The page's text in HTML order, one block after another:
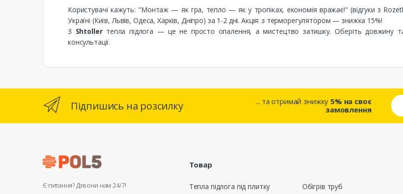
Користувачі кажуть: "Монтаж — як гра, тепло — як у тропіках, економія вражає!" (відгуки з
Україні (Київ, Львів, Одеса, Харків, Дніпро) за 1-2 дні. Акція: з терморегулятором — знижка 15%!
З Shtollerтепла підлога — це не просто опалення, а мистецтво затишку. Оберіть довжину
консультації.
Підпишись на розсилку ... та отримай знижку 5% на своє
замовлення
Є питання? Дзвони нам 24/7!
Товар
Тепла підлога під плитку Обігрів труб